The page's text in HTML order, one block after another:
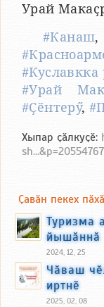
Урай
#Канаш,
#Куславкка
#Урай
#Ҫӗнтерӳ,
Хыпар ҫӑлкуҫӗ:
Ҫавӑн пекех
Туризма
йышӑннӑ
2024, 12, 25
Чӑваш
иртнӗ
2025, 02, 08